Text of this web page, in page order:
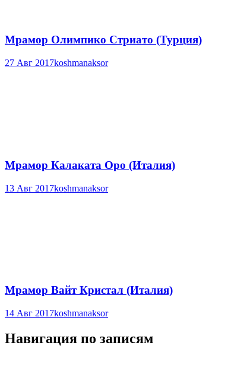
Мрамор Олимпико Стриато (Турция)
27 Авг 2017koshmanaksor
Мрамор Калаката Оро (Италия)
13 Авг 2017koshmanaksor
Мрамор Вайт Кристал (Италия)
14 Авг 2017koshmanaksor
Навигация по записям